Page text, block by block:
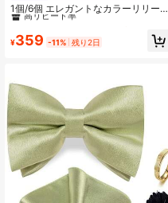
1個/6個 エレガントなカラーリリーの
花 人工グリーンプラントコサージュ
フォーマルイベント、記念日に適し
高リピート率
#7 ベストセラー
高リピート率
#7 ベストセラー
高リピート率
#7 ベストセラー
¥359 -11% 残り2日